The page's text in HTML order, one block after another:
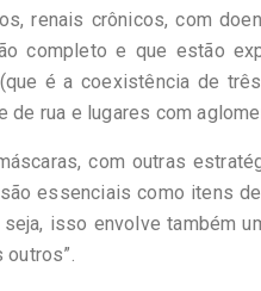
renais crônicos, com
completo e que estão
é a coexistência de
de rua e lugares com
com outras
essenciais como itens
isso envolve também
outros”.